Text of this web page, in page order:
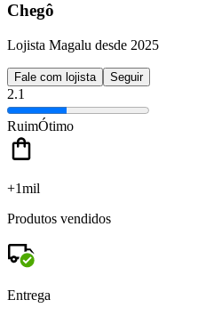
Chegô
Lojista Magalu desde 2025
Fale com lojista Seguir
2.1
RuimÓtimo
+1mil
Produtos vendidos
Entrega